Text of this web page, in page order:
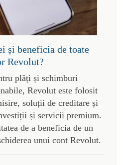
și beneficia de toate
Revolut?
plăți și schimburi
Revolut este folosit
soluții de creditare și
și servicii premium.
de a beneficia de un
unui cont Revolut.